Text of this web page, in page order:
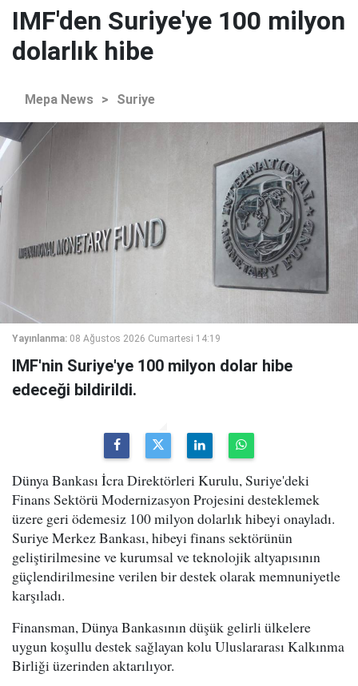
IMF'den Suriye'ye 100 milyon
dolarlık hibe
Mepa News > Suriye
Yayınlanma: 08 Ağustos 2026 Cumartesi 14:19
IMF'nin Suriye'ye 100 milyon dolar hibe
edeceği bildirildi.
Dünya Bankası İcra Direktörleri Kurulu, Suriye'deki
Finans Sektörü Modernizasyon Projesini desteklemek
üzere geri ödemesiz 100 milyon dolarlık hibeyi onayladı.
Suriye Merkez Bankası, hibeyi finans sektörünün
geliştirilmesine ve kurumsal ve teknolojik altyapısının
güçlendirilmesine verilen bir destek olarak memnuniyetle
karşıladı.
Finansman, Dünya Bankasının düşük gelirli ülkelere
uygun koşullu destek sağlayan kolu Uluslararası Kalkınma
Birliği üzerinden aktarılıyor.